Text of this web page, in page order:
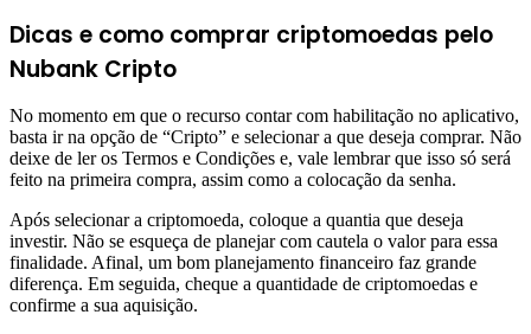
Dicas e como comprar criptomoedas pelo
Nubank Cripto
No momento em que o recurso contar com habilitação no aplicativo,
basta ir na opção de “Cripto” e selecionar a que deseja comprar. Não
deixe de ler os Termos e Condições e, vale lembrar que isso só será
feito na primeira compra, assim como a colocação da senha.
Após selecionar a criptomoeda, coloque a quantia que deseja
investir. Não se esqueça de planejar com cautela o valor para essa
finalidade. Afinal, um bom planejamento financeiro faz grande
diferença. Em seguida, cheque a quantidade de criptomoedas e
confirme a sua aquisição.